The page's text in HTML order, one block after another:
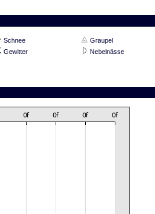
Schnee
Graupel
Gewitter
Nebelnässe